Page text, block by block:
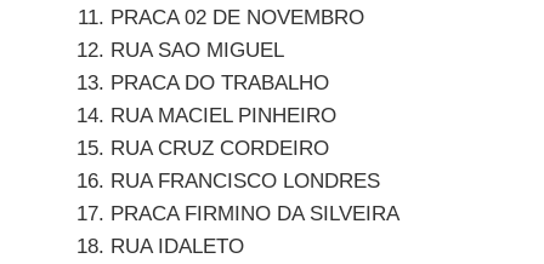
PRACA 02 DE NOVEMBRO
RUA SAO MIGUEL
PRACA DO TRABALHO
RUA MACIEL PINHEIRO
RUA CRUZ CORDEIRO
RUA FRANCISCO LONDRES
PRACA FIRMINO DA SILVEIRA
RUA IDALETO